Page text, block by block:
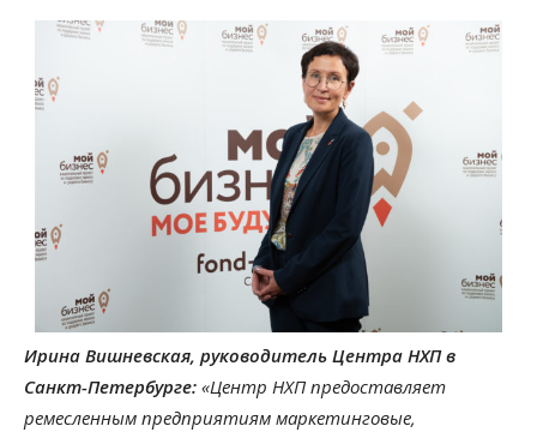
Ирина Вишневская, руководитель Центра НХП в
Санкт-Петербурге: «Центр НХП предоставляет
ремесленным предприятиям маркетинговые,